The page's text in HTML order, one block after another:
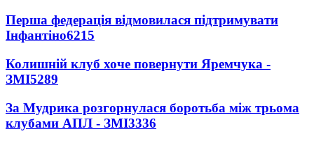
Перша федерація відмовилася підтримувати
Інфантіно6215
Колишній клуб хоче повернути Яремчука -
ЗМІ5289
За Мудрика розгорнулася боротьба між трьома
клубами АПЛ - ЗМІ3336